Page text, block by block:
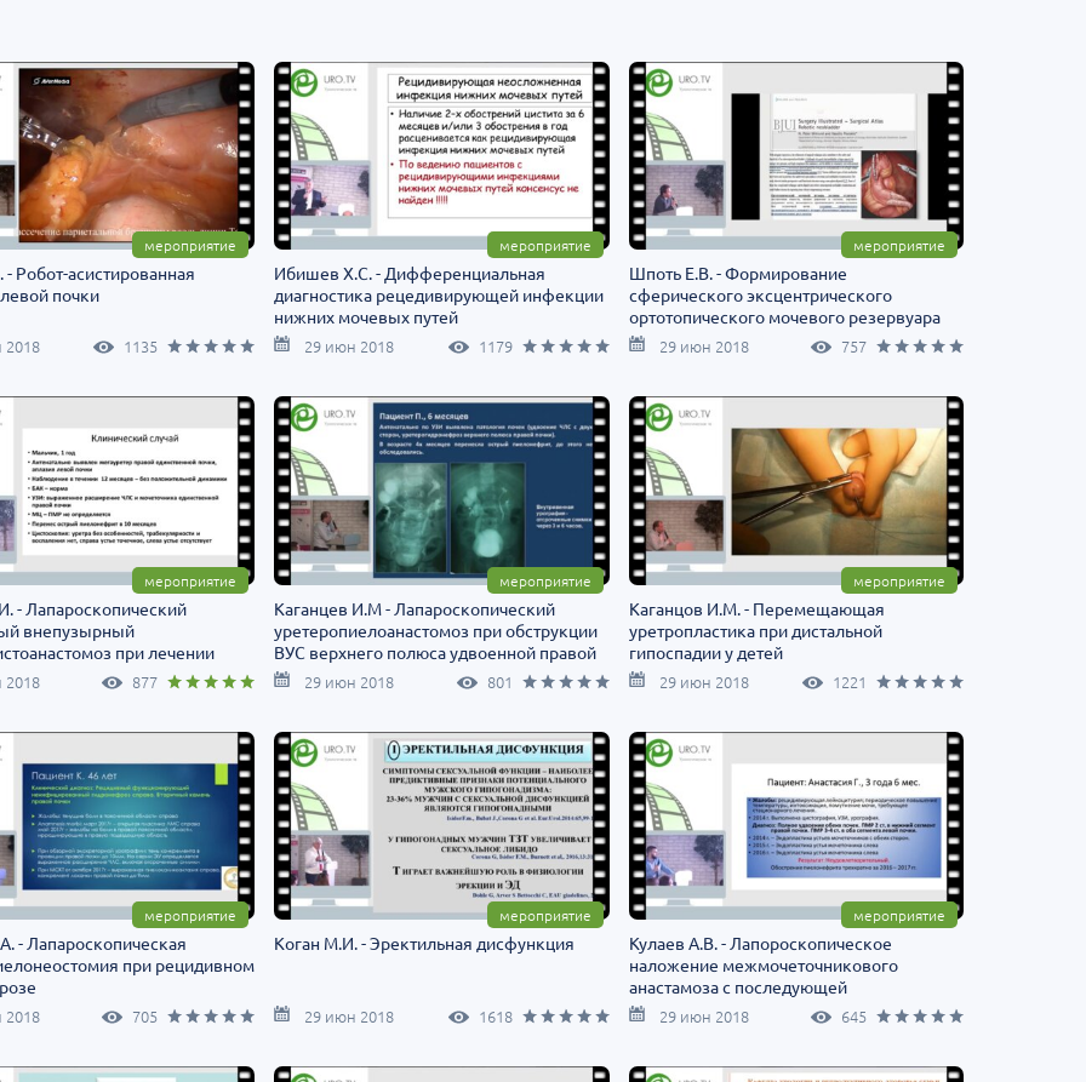
мероприятие
Робот-асистированная
почки
2018 1135
мероприятие
Ибишев Х.С. - Дифференциальная
диагностика рецедивирующей инфекции
нижних мочевых путей
29 июн 2018 1179
мероприятие
Шпоть Е.В. - Формирование
сферического эксцентрического
ортотопического мочевого резервуара
29 июн 2018 757
мероприятие
- Лапароскопический
внепузырный
при лечении
у детей
2018 877
мероприятие
Каганцев И.М - Лапароскопический
уретеропиелоанастомоз при обструкции
ВУС верхнего полюса удвоенной правой
почки29 июн 2018 801
мероприятие
Каганцов И.М. - Перемещающая
уретропластика при дистальной
гипоспадии у детей
29 июн 2018 1221
мероприятие
- Лапароскопическая
при рецидивном
2018 705
мероприятие
Коган М.И. - Эректильная дисфункция
29 июн 2018 1618
мероприятие
Кулаев А.В. - Лапороскопическое
наложение межмочеточникового
анастамоза с последующей
уретероцистонеоимплантацией слева
29 июн 2018 645